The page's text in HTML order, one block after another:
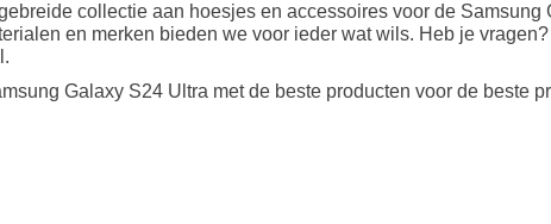
collectie aan hoesjes en accessoires voor de
en merken bieden we voor ieder wat wils. Heb je
Galaxy S24 Ultra met de beste producten voor de beste